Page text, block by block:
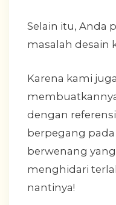
Selain itu, Anda
masalah desain
Karena kami
dengan
berpegang
berwenang
menghidari
nantinya!